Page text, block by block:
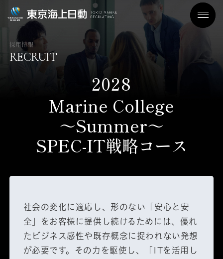
採用情報
RECRUIT
2028
Marine College
～Summer～
SPEC-IT戦略コース
社会の変化に適応し、形のない「安心と安
全」をお客様に提供し続けるためには、優れ
たビジネス感性や既存概念に捉われない発想
が必要です。その力を駆使し、「ITを活用し